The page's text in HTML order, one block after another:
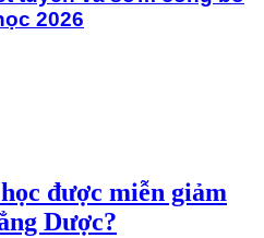
2026
được miễn giảm
Dược?